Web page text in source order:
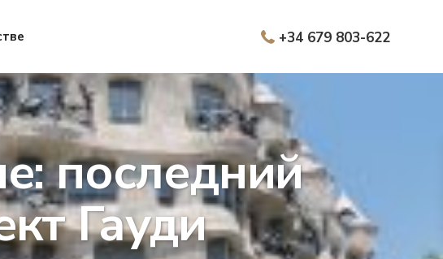
+34 679 803-622
последний
Гауди